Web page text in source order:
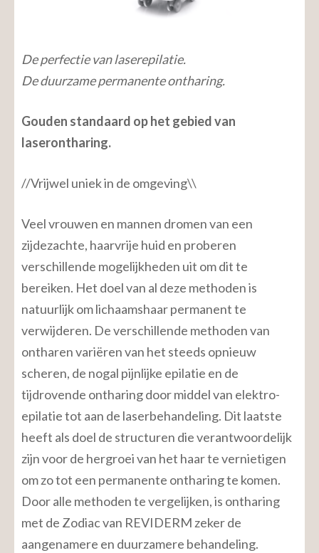
De perfectie van laserepilatie.
De duurzame permanente ontharing.
Gouden standaard op het gebied van
laserontharing.
//Vrijwel uniek in de omgeving\\
Veel vrouwen en mannen dromen van een
zijdezachte, haarvrije huid en proberen
verschillende mogelijkheden uit om dit te
bereiken. Het doel van al deze methoden is
natuurlijk om lichaamshaar permanent te
verwijderen. De verschillende methoden van
ontharen variëren van het steeds opnieuw
scheren, de nogal pijnlijke epilatie en de
tijdrovende ontharing door middel van elektro-
epilatie tot aan de laserbehandeling. Dit laatste
heeft als doel de structuren die verantwoordelijk
zijn voor de hergroei van het haar te vernietigen
om zo tot een permanente ontharing te komen.
Door alle methoden te vergelijken, is ontharing
met de Zodiac van REVIDERM zeker de
aangenamere en duurzamere behandeling.